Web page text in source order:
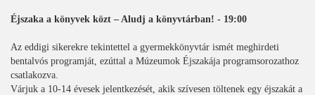
Éjszaka a könyvek közt – Aludj a könyvtárban! - 19:00
Az eddigi sikerekre tekintettel a gyermekkönyvtár ismét meghirdeti
bentalvós programját, ezúttal a Múzeumok Éjszakája programsorozathoz
csatlakozva.
Várjuk a 10-14 évesek jelentkezését, akik szívesen töltenek egy éjszakát a